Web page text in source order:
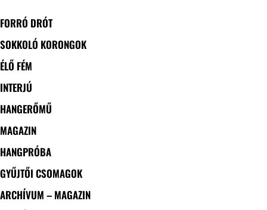
FORRÓ DRÓT
SOKKOLÓ KORONGOK
ÉLŐ FÉM
INTERJÚ
HANGERŐMŰ
MAGAZIN
HANGPRÓBA
GYŰJTŐI CSOMAGOK
ARCHÍVUM – MAGAZIN